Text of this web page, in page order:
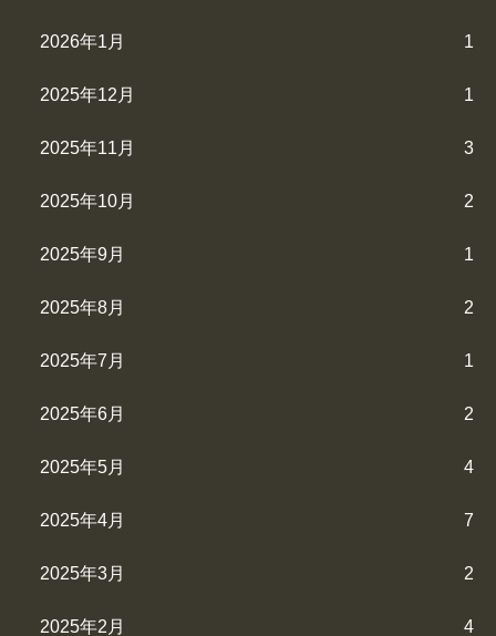
2026年1月 1
2025年12月 1
2025年11月 3
2025年10月 2
2025年9月 1
2025年8月 2
2025年7月 1
2025年6月 2
2025年5月 4
2025年4月 7
2025年3月 2
2025年2月 4